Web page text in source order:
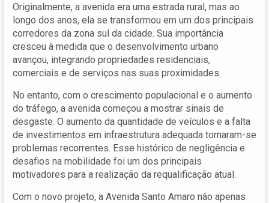
Originalmente, a avenida era uma estrada rural, mas ao
longo dos anos, ela se transformou em um dos principais
corredores da zona sul da cidade. Sua importância
cresceu à medida que o desenvolvimento urbano
avançou, integrando propriedades residenciais,
comerciais e de serviços nas suas proximidades.
No entanto, com o crescimento populacional e o aumento
do tráfego, a avenida começou a mostrar sinais de
desgaste. O aumento da quantidade de veículos e a falta
de investimentos em infraestrutura adequada tornaram-se
problemas recorrentes. Esse histórico de negligência e
desafios na mobilidade foi um dos principais
motivadores para a realização da requalificação atual.
Com o novo projeto, a Avenida Santo Amaro não apenas